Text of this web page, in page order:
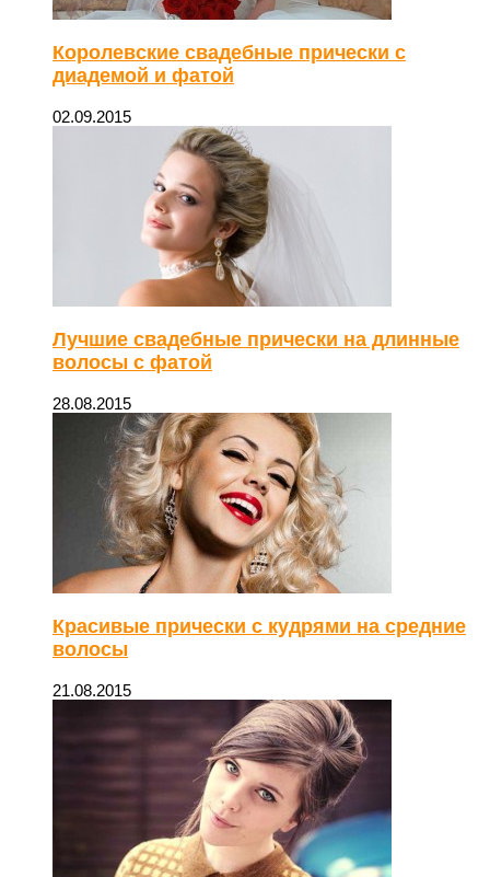
Королевские свадебные прически с
диадемой и фатой
02.09.2015
Лучшие свадебные прически на длинные
волосы с фатой
28.08.2015
Красивые прически с кудрями на средние
волосы
21.08.2015